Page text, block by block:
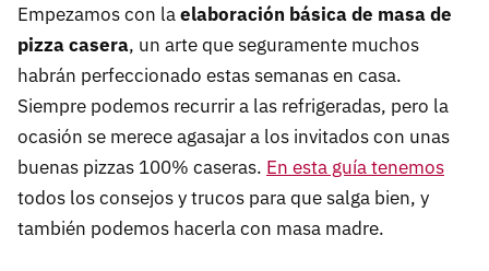
Empezamos con laelaboración básica de masa de
pizza casera, un arte que seguramente muchos
habrán perfeccionado estas semanas en casa.
Siempre podemos recurrir a las refrigeradas, pero la
ocasión se merece agasajar a los invitados con unas
buenas pizzas 100% caseras. En esta guía tenemos
todos los consejos y trucos para que salga bien, y
también podemos hacerla con masa madre.